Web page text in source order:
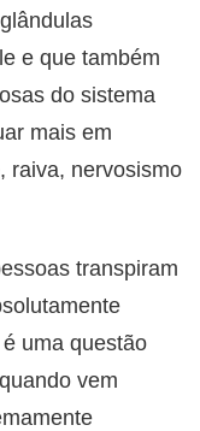
e que também
do sistema
mais em
raiva, nervosismo
transpiram
uma questão
vem